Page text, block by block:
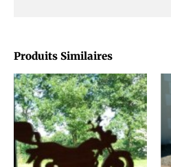
Produits Similaires